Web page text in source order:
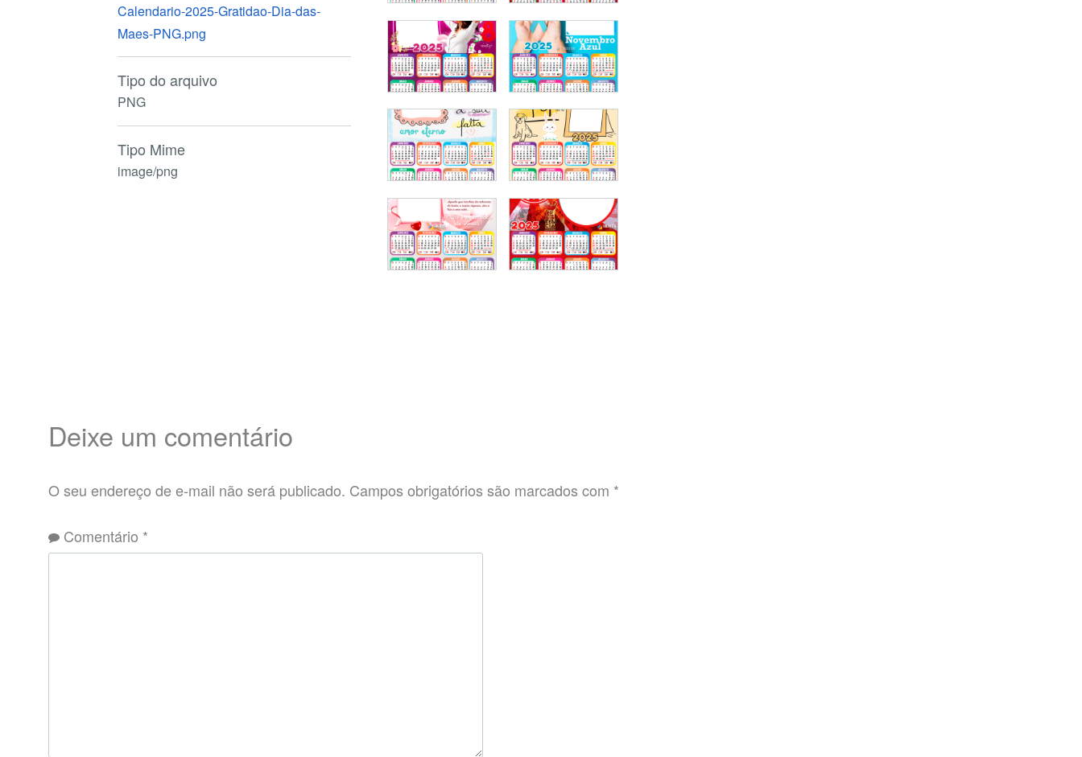
Calendario-2025-Gratidao-Dia-das-
Maes-PNG.png
Tipo do arquivo
PNG
Tipo Mime
image/png
Deixe um comentário
O seu endereço de e-mail não será publicado. Campos obrigatórios são marcados com *
Comentário *